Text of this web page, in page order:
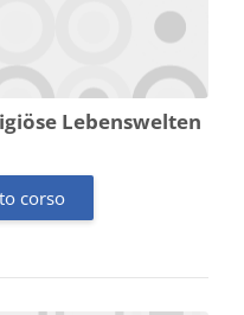
Lebenswelten
corso